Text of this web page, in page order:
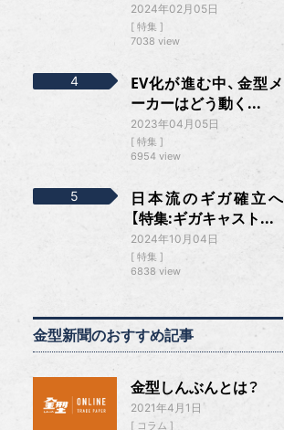
2024年02月05日
特集
7038 view
EV化が進む中、金型メ
ーカーはどう動く...
2023年04月05日
特集
6954 view
日本流のギガ確立へ
【特集:ギガキャスト...
2024年10月04日
特集
6838 view
金型新聞のおすすめ記事
金型しんぶんとは？
2021年4月1日
コラム